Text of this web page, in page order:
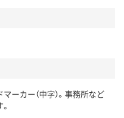
ーカー（中字）。事務所など